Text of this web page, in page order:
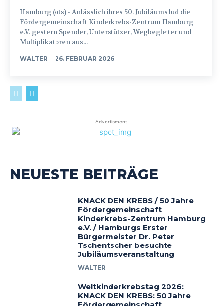
Hamburg (ots) - Anlässlich ihres 50. Jubiläums lud die
Fördergemeinschaft Kinderkrebs-Zentrum Hamburg
e.V. gestern Spender, Unterstützer, Wegbegleiter und
Multiplikatoren aus...
WALTER - 26. FEBRUAR 2026
Advertisment
NEUESTE BEITRÄGE
KNACK DEN KREBS / 50 Jahre
Fördergemeinschaft
Kinderkrebs-Zentrum Hamburg
e.V. / Hamburgs Erster
Bürgermeister Dr. Peter
Tschentscher besuchte
Jubiläumsveranstaltung
WALTER
Weltkinderkrebstag 2026:
KNACK DEN KREBS: 50 Jahre